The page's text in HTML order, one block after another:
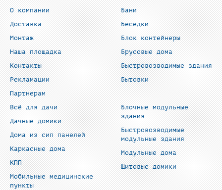
О компании
Доставка
Монтаж
Наша площадка
Контакты
Рекламации
Партнерам
Бани
Беседки
Блок контейнеры
Брусовые дома
Быстровозводимые здания
Бытовки
Всё для дачи
Дачные домики
Дома из сип панелей
Каркасные дома
КПП
Мобильные медицинские
пункты
Блочные модульные
здания
Быстровозводимые
модульные здания
Модульные дома
Щитовые домики